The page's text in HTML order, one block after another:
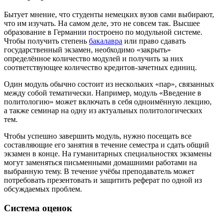
Бытует мнение, что студенты немецких вузов сами выбирают,
что им изучать. На самом деле, это не совсем так. Высшее
образование в Германии построено по модульной системе.
Чтобы получить степень бакалавра или право сдавать
государственный экзамен, необходимо «закрыть»
определённое количество модулей и получить за них
соответствующее количество кредитов-зачетных единиц.
Один модуль обычно состоит из нескольких «пар», связанных
между собой тематически. Например, модуль «Введение в
политологию» может включать в себя одноимённую лекцию,
а также семинар на одну из актуальных политологических
тем.
Чтобы успешно завершить модуль, нужно посещать все
составляющие его занятия в течение семестра и сдать общий
экзамен в конце. На гуманитарных специальностях экзамены
могут заменяться письменными домашними работами на
выбранную тему. В течение учёбы преподаватель может
потребовать презентовать и защитить реферат по одной из
обсуждаемых проблем.
Система оценок